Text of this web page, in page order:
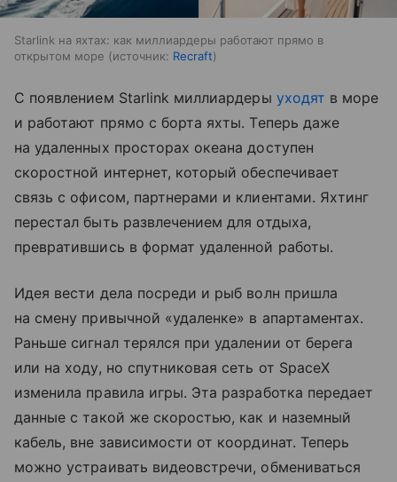
Starlink на яхтах: как миллиардеры работают прямо в
открытом море
источник: Recraft
С появлением Starlink миллиардеры уходят в море
и работают прямо с борта яхты. Теперь даже
на удаленных просторах океана доступен
скоростной интернет, который обеспечивает
связь с офисом, партнерами и клиентами. Яхтинг
перестал быть развлечением для отдыха,
превратившись в формат удаленной работы.
Идея вести дела посреди и рыб волн пришла
на смену привычной «удаленке» в апартаментах.
Раньше сигнал терялся при удалении от берега
или на ходу, но спутниковая сеть от SpaceX
изменила правила игры. Эта разработка передает
данные с такой же скоростью, как и наземный
кабель, вне зависимости от координат. Теперь
можно устраивать видеовстречи, обмениваться